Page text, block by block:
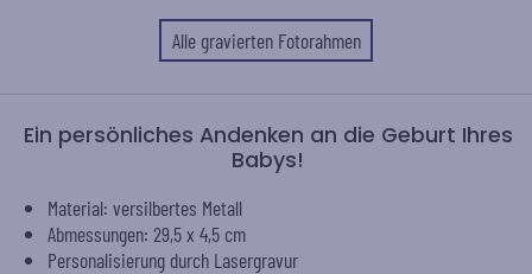
Alle gravierten Fotorahmen
Ein persönliches Andenken an die Geburt Ihres
Babys!
Material: versilbertes Metall
Abmessungen: 29,5 x 4,5 cm
Personalisierung durch Lasergravur